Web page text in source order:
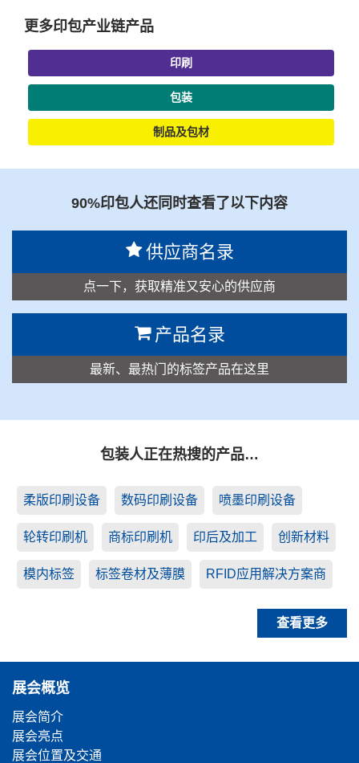
更多印包产业链产品
印刷
包装
制品及包材
90%印包人还同时查看了以下内容
供应商名录
点一下，获取精准又安心的供应商
产品名录
最新、最热门的标签产品在这里
包装人正在热搜的产品…
柔版印刷设备 数码印刷设备 喷墨印刷设备
轮转印刷机 商标印刷机 印后及加工 创新材料
模内标签 标签卷材及薄膜 RFID应用解决方案商
查看更多
展会概览
展会简介
展会亮点
展会位置及交通